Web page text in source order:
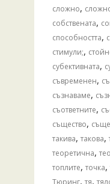
сложно,
собствената,
способността,
стимули;,
субективната,
съвременен,
съзнаваме,
съответните,
същество,
такива, такова,
теоретична,
топлите, точка,
Тюринг, тя,